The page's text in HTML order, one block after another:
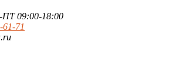
09:00-18:00
71